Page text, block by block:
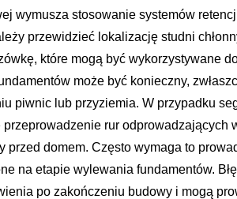
wymusza stosowanie systemów
przewidzieć lokalizację studni
które mogą być wykorzystywane
może być konieczny,
piwnic lub przyziemia. W przypadku
rur odprowadzających
przed domem. Często wymaga to
na etapie wylewania fundamentów.
po zakończeniu budowy i mogą